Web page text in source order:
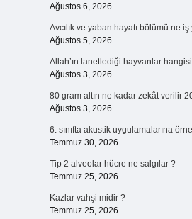
Ağustos 6, 2026
Avcılık ve yaban hayatı bölümü ne
Ağustos 5, 2026
Allah’ın lanetlediği hayvanlar
Ağustos 3, 2026
80 gram altın ne kadar zekât verilir
Ağustos 3, 2026
6. sınıfta akustik uygulamalarına
Temmuz 30, 2026
Tip 2 alveolar hücre ne salgılar ?
Temmuz 25, 2026
Kazlar vahşi midir ?
Temmuz 25, 2026